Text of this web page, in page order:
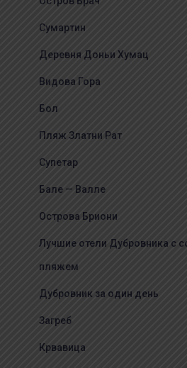
Сумартин
Деревня Доньи Хумац
Видова Гора
Бол
Пляж Златни Рат
Супетар
Бале — Валле
Острова Бриони
Лучшие отели Дубровника с
пляжем
Дубровник за один день
Загреб
Крвавица